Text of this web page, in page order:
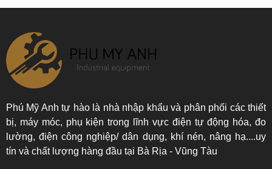
Phú Mỹ Anh tự hào là nhà nhập khẩu và phân phối các thiết
bị, máy móc, phụ kiện trong lĩnh vực điện tự động hóa, đo
lường, điện công nghiệp/ dân dụng, khí nén, nâng hạ....uy
tín và chất lượng hàng đầu tại Bà Rịa - Vũng Tàu